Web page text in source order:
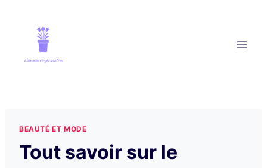
contenu
BEAUTÉ ET MODE
Tout savoir sur le